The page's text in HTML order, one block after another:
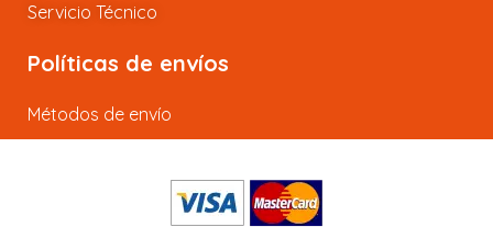
Servicio Técnico
Políticas de envíos
Métodos de envío